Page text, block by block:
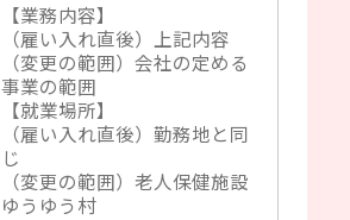
【業務内容】
（雇い入れ直後）上記内容
（変更の範囲）会社の定める
事業の範囲
【就業場所】
（雇い入れ直後）勤務地と同
じ
（変更の範囲）老人保健施設
ゆうゆう村